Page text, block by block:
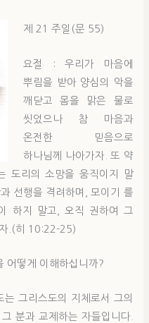
제 21 주일(문 55)
요절 : 우리가 마음에
뿌림을 받아 양심의 악을
깨닫고 몸을 맑은 물로
씻었으나 참 마음과
온전한 믿음으로
하나님께 나아가자. 또 약
도리의 소망을 움직이지 말
선행을 격려하며, 모이기 를
하지 말고, 오직 권하여 그
.(히 10:22-25)
어떻게 이해하십니까?
그리스도의 지체로서 그의
분과 교제하는 자들입니다.